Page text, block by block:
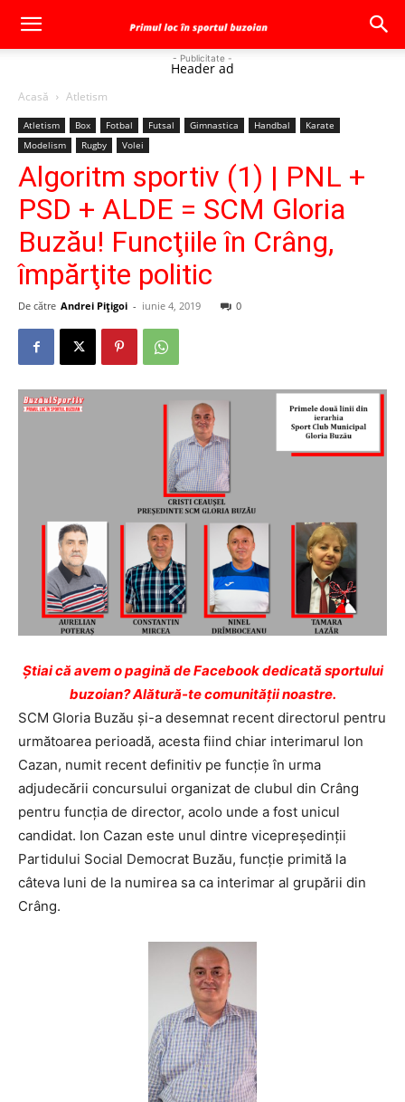
- Publicitate -
Header ad
Acasă Atletism
Atletism Box Fotbal Futsal Gimnastica Handbal
Karate
Modelism
Rugby Volei
Algoritm sportiv (1) | PNL +
PSD + ALDE = SCM Gloria
Buzău! Funcţiile în Crâng,
împărţite politic
De către Andrei Pițigoi - iunie 4, 2019 0
Ştiai că avem o pagină de Facebook dedicată sportului
buzoian? Alătură-te comunității noastre.
SCM Gloria Buzău şi-a desemnat recent directorul pentru
următoarea perioadă, acesta fiind chiar interimarul Ion
Cazan, numit recent definitiv pe funcţie în urma
adjudecării concursului organizat de clubul din Crâng
pentru funcţia de director, acolo unde a fost unicul
candidat. Ion Cazan este unul dintre vicepreşedinţii
Partidului Social Democrat Buzău, funcţie primită la
câteva luni de la numirea sa ca interimar al grupării din
Crâng.